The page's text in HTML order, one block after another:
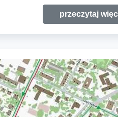
przeczytaj